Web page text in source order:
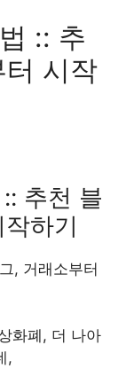
:: 추
시작
추천 블
하기
, 거래소부터
화폐, 더 나아
,